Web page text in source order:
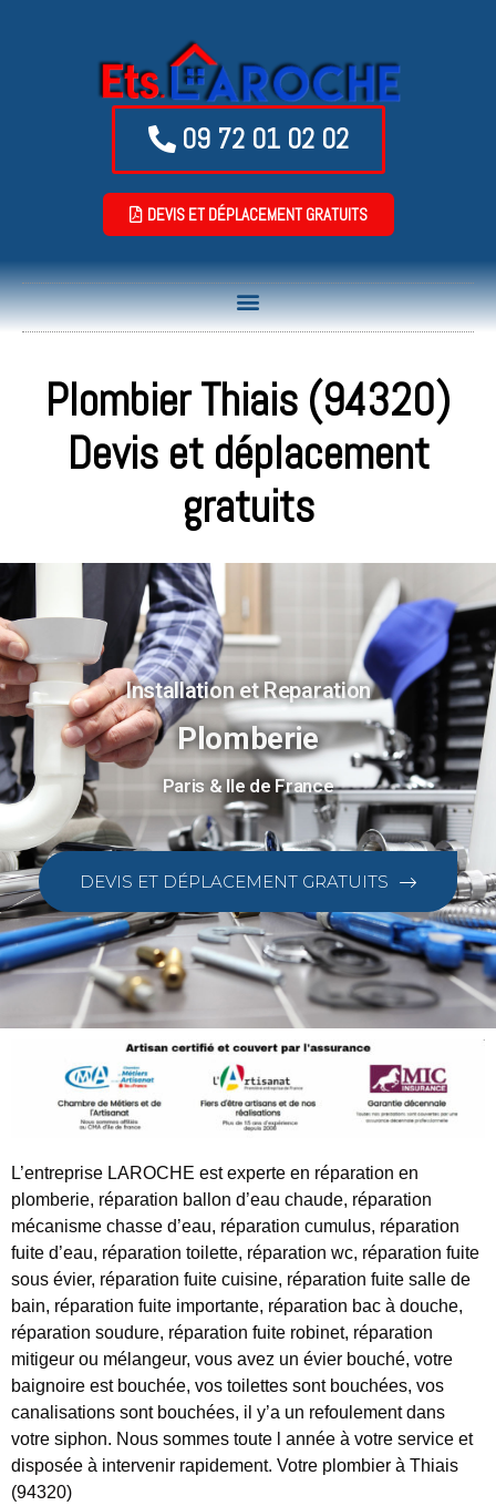
09 72 01 02 02
DEVIS ET DÉPLACEMENT GRATUITS
Plombier Thiais (94320)
Devis et déplacement
gratuits
Installation et Reparation
Plomberie
Paris & Ile de France
DEVIS ET DÉPLACEMENT GRATUITS
L’entreprise LAROCHE est experte en réparation en
plomberie, réparation ballon d’eau chaude, réparation
mécanisme chasse d’eau, réparation cumulus, réparation
fuite d’eau, réparation toilette, réparation wc, réparation fuite
sous évier, réparation fuite cuisine, réparation fuite salle de
bain, réparation fuite importante, réparation bac à douche,
réparation soudure, réparation fuite robinet, réparation
mitigeur ou mélangeur, vous avez un évier bouché, votre
baignoire est bouchée, vos toilettes sont bouchées, vos
canalisations sont bouchées, il y’a un refoulement dans
votre siphon. Nous sommes toute l année à votre service et
disposée à intervenir rapidement. Votre plombier à Thiais
(94320)